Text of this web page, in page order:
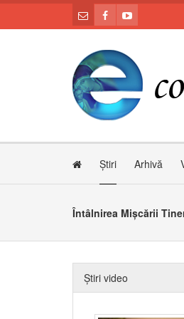
Știri Arhivă
Întâlnirea Mișcării
Știri video